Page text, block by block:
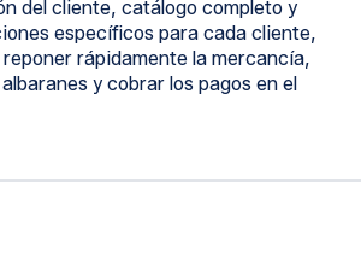
del cliente, catálogo completo y
específicos para cada cliente,
rápidamente la mercancía,
y cobrar los pagos en el